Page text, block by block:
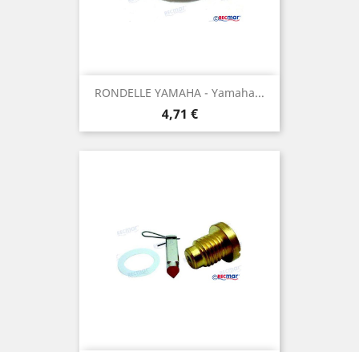
RONDELLE YAMAHA - Yamaha...
Prix
4,71 €